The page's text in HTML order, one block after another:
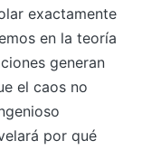
exactamente
en la teoría
generan
el caos no
por qué